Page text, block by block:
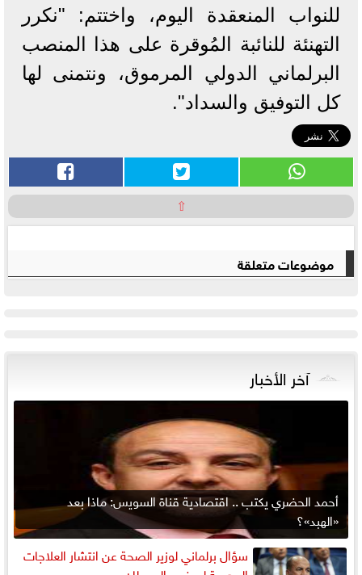
للنواب المنعقدة اليوم، واختتم: "نكرر
التهنئة للنائبة المُوقرة على هذا المنصب
البرلماني الدولي المرموق، ونتمنى لها
كل التوفيق والسداد".
⇧
موضوعات متعلقة
آخر الأخبار
أحمد الحضري يكتب .. اقتصادية قناة السويس: ماذا بعد
«الهبد»؟
سؤال برلماني لوزير الصحة عن انتشار العلاجات